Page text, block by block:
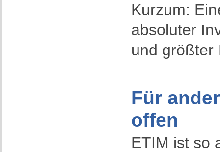
Kurzum:
absoluter
und größter
Für
offen
ETIM ist so